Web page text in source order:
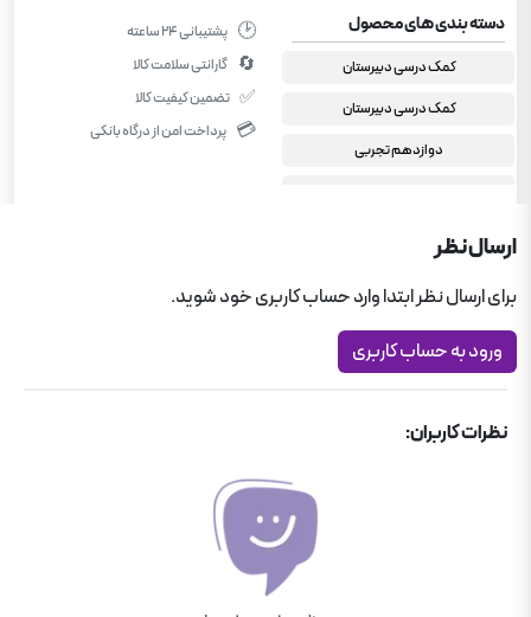
دسته بندی های محصول
کمک درسی دبیرستان
کمک درسی دبیرستان
دوازدهم تجربی
فارسی دوازدهم انسانی
🕑 پشتیبانی ۲۴ ساعته
🔄 گارانتی سلامت کالا
✅ تضمین کیفیت کالا
💳 پرداخت امن از درگاه بانکی
ارسال نظر
برای ارسال نظر ابتدا وارد حساب کاربری خود شوید.
ورود به حساب کاربری
نظرات کاربران: